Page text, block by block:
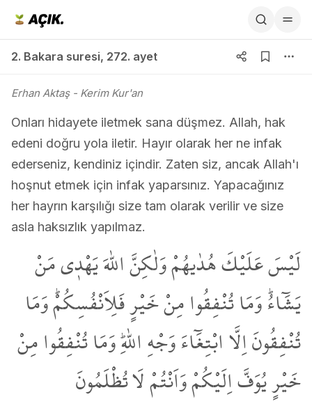
2. Bakara suresi, 272. ayet
Erhan Aktaş- Kerim Kur'an
Onları hidayete iletmek sana düşmez. Allah, hak
edeni doğru yola iletir. Hayır olarak her ne infak
ederseniz, kendiniz içindir. Zaten siz, ancak Allah'ı
hoşnut etmek için infak yaparsınız. Yapacağınız
her hayrın karşılığı size tam olarak verilir ve size
asla haksızlık yapılmaz.
لَيْسَ عَلَيْكَ هُدٰيهُمْ وَلٰكِنَّ اللّٰهَ يَهْد۪ي مَنْ
يَشَٓاءُۜ وَمَا تُنْفِقُوا مِنْ خَيْرٍ فَلِاَنْفُسِكُمْۜ وَمَا
تُنْفِقُونَ اِلَّا ابْتِغَٓاءَ وَجْهِ اللّٰهِۜ وَمَا تُنْفِقُوا مِنْ
خَيْرٍ يُوَفَّ اِلَيْكُمْ وَاَنْتُمْ لَا تُظْلَمُونَ